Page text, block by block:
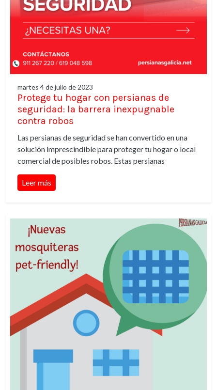
martes 4 de julio de 2023
Protege tu hogar con persianas de
seguridad: la barrera inexpugnable
contra robos
Las persianas de seguridad se han convertido en una
solución imprescindible para proteger tu hogar o local
comercial de posibles robos. Estas persianas
Leer más